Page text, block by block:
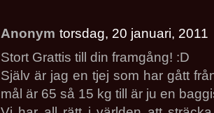
Anonym torsdag, 20 januari, 2011
Stort Grattis till din framgång! :D
Själv är jag en tjej som har gått
mål är 65 så 15 kg till är ju en